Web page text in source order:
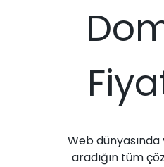
Web
aradığın tüm